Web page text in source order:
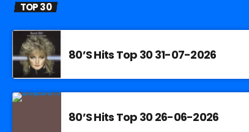
TOP 30
80’S Hits Top 30 31-07-2026
80’S Hits Top 30 26-06-2026